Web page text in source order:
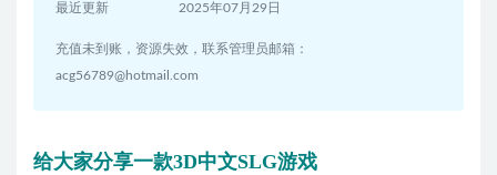
最近更新 2025年07月29日
充值未到账，资源失效，联系管理员邮箱：
acg56789@hotmail.com
给大家分享一款3D中文SLG游戏